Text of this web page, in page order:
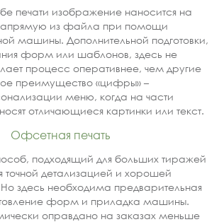
печати изображение наносится на
из файла при помощи
машины. Дополнительной подготовки,
форм или шаблонов, здесь не
процесс оперативнее, чем другие
преимущество «цифры» –
меню, когда на части
отличающиеся картинки или текст.
Офсетная печать
подходящий для больших тиражей
точной детализацией и хорошей
здесь необходима предварительная
форм и приладка машины.
оправдано на заказах меньше